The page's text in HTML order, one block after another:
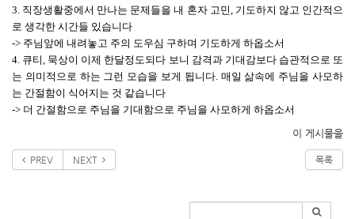
3. 직장생활중에서 만나는 문제들을 내 혼자 고민, 기도하지 않고 인간적으
로 생각한 시간들 있습니다
-> 주님앞에 내려놓고 주의 도우심 구하며 기도하게 하옵소서
4. 큐티, 묵상이 이제 한달정도되다 보니 감격과 기대감보다 습관적으로 또
는 의미적으로 하는 그런 모습을 보게 됩니다. 매일 삶속에 주님을 사모하
는 간절함이 식어지는 것 같습니다
-> 더 간절함으로 주님을 기대함으로 주님을 사모하게 하옵소서
이 게시물을
PREV NEXT 목록